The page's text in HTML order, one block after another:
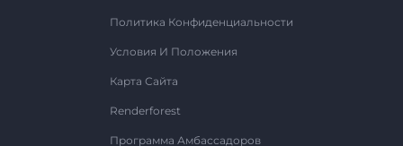
Политика Конфиденциальности
Условия И Положения
Карта Сайта
Renderforest
Программа Амбассадоров